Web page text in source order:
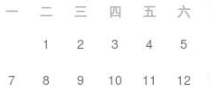
一 二 三 四 五 六
1
2 3 4 5
7
8 9 10 11 12